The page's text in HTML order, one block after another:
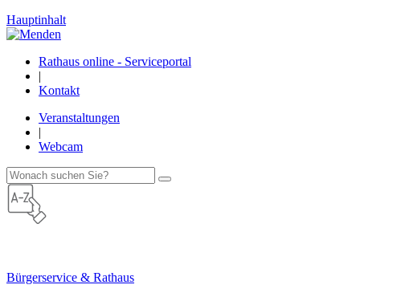
Hauptinhalt
Rathaus online - Serviceportal
|
Kontakt
Veranstaltungen
|
Webcam
Bürgerservice & Rathaus